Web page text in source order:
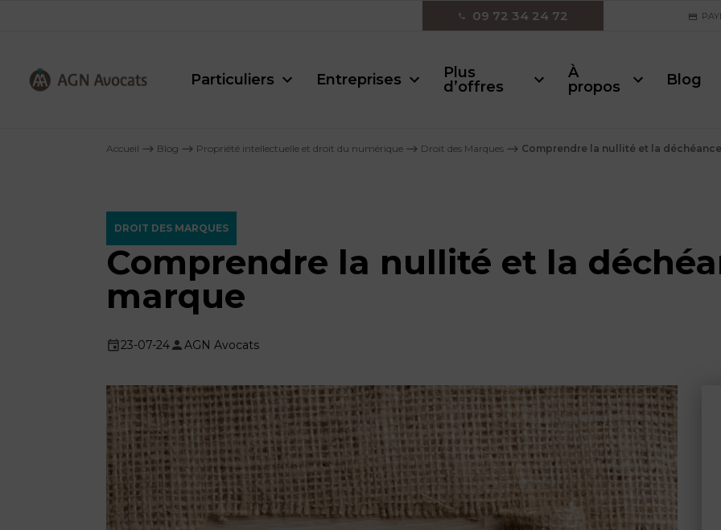
09 72 34 24 72
Particuliers Entreprises
Plus
d’offres
À
propos
Blog
Accueil ⟶ Blog ⟶ Propriété intellectuelle et droit du numérique ⟶ Droit des Marques ⟶ Comprendre la nullité et la
DROIT DES MARQUES
Comprendre la nullité et la
marque
23-07-24 AGN Avocats